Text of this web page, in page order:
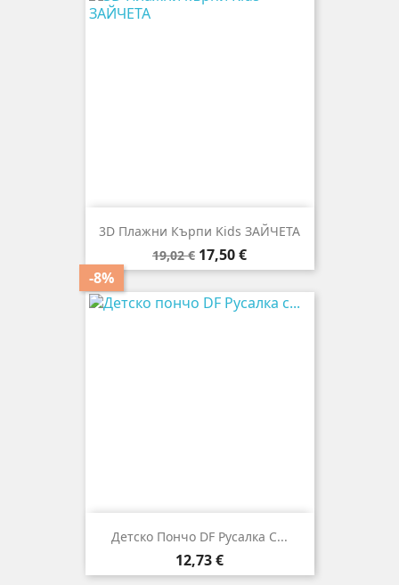
3D Плажни Кърпи Kids ЗАЙЧЕТА
Редовна
цена
19,02 €
-8%
Цена
17,50 €
Детско Пончо DF Русалка С...
Цена
12,73 €